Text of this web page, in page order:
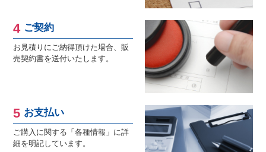
ご契約
お見積りにご納得頂けた場合、販
売契約書を送付いたします。
お支払い
ご購入に関する「各種情報」に詳
細を明記しています。